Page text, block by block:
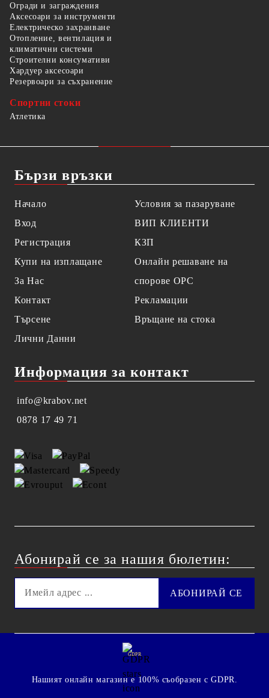
Огради и заграждения
Аксесоари за инструменти
Електрическо захранване
Отопление, вентилация и
климатични системи
Строителни консумативи
Хардуер аксесоари
Резервоари за съхранение
Спортни стоки
Атлетика
Бързи връзки
Начало
Вход
Регистрация
Купи на изплащане
За Нас
Контакт
Търсене
Лични Данни
Условия за пазаруване
ВИП КЛИЕНТИ
КЗП
Онлайн решаване на
спорове OPC
Рекламации
Връщане на стока
Информация за контакт
info@krabov.net
0878 17 49 71
Абонирай се за нашия бюлетин:
GDPR
Нашият онлайн магазин е 100% съобразен с GDPR.